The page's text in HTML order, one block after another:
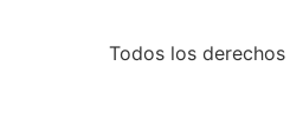
Todos los